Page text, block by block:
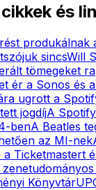
és
produkálnak
sincsWill
tömegeket
ér a Sonos és
ugrott a
jogdíjA
benA Beatles
az MI-nek
Ticketmastert
Könyvtár